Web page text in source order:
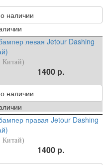
наличии
левая Jetour Dashing
Китай)
1400 р.
наличии
правая Jetour Dashing
Китай)
1400 р.